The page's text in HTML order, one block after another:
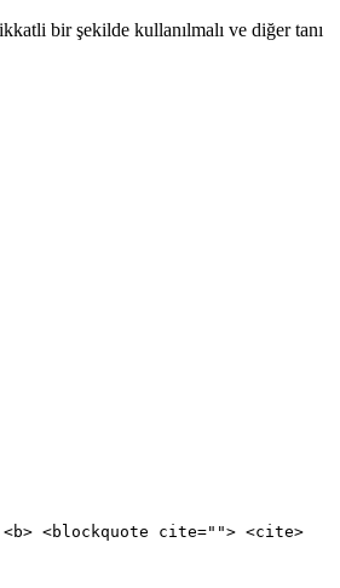
bir şekilde kullanılmalı ve diğer tanı
<blockquote cite=""> <cite>